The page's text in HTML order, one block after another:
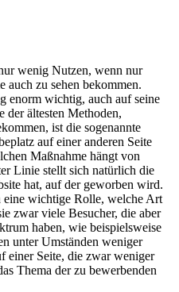
wenig Nutzen, wenn nur
auch zu sehen bekommen.
enorm wichtig, auch auf seine
der ältesten Methoden,
ist die sogenannte
auf einer anderen Seite
Maßnahme hängt von
Linie stellt sich natürlich die
hat, auf der geworben wird.
eine wichtige Rolle, welche Art
zwar viele Besucher, die aber
haben, wie beispielsweise
unter Umständen weniger
einer Seite, die zwar weniger
Thema der zu bewerbenden